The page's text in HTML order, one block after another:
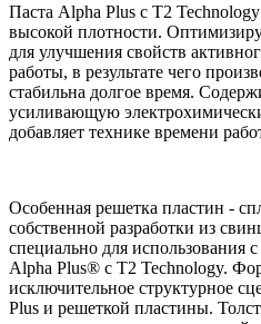
Паста Alpha Plus с T2 Technology
высокой плотности.
для улучшения свойств
работы, в результате чего
стабильна долгое время.
усиливающую
добавляет технике времени
Особенная решетка пластин -
собственной разработки из
специально для использования
Alpha Plus® с T2 Technology.
исключительное структурное
Plus и решеткой пластины.